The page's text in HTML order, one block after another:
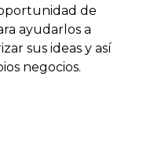
de
ayudarlos a
sus ideas y así
negocios.